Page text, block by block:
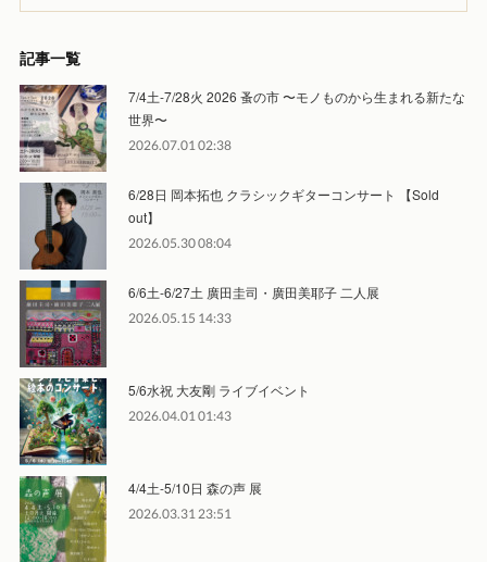
記事一覧
7/4土-7/28火 2026 蚤の市 〜モノものから生まれる新たな
世界〜
2026.07.01 02:38
6/28日 岡本拓也 クラシックギターコンサート 【Sold
out】
2026.05.30 08:04
6/6土-6/27土 廣田圭司・廣田美耶子 二人展
2026.05.15 14:33
5/6水祝 大友剛 ライブイベント
2026.04.01 01:43
4/4土-5/10日 森の声 展
2026.03.31 23:51